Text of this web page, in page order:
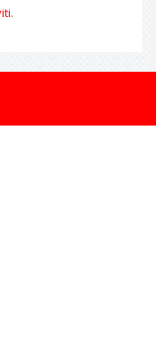
.